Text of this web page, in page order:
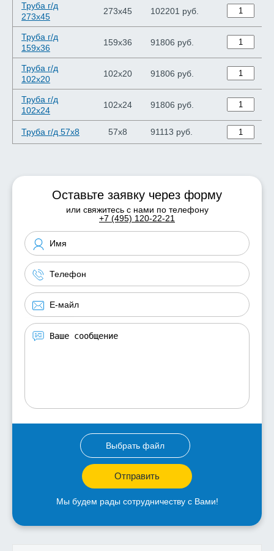
Труба г/д
273x45
273x45 102201 руб.
Труба г/д
159x36
159x36 91806 руб.
Труба г/д
102x20
102x20 91806 руб.
Труба г/д
102x24
102x24 91806 руб.
Труба г/д 57x8 57x8 91113 руб.
Оставьте заявку через форму
или свяжитесь с нами по телефону
+7 (495) 120-22-21
Выбрать файл
Отправить
Мы будем рады сотрудничеству с Вами!